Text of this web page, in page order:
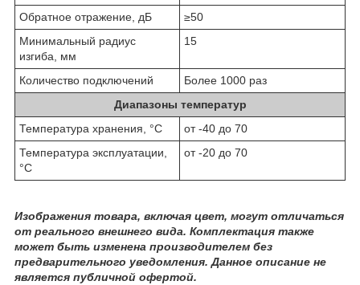
Обратное отражение, дБ
≥50
Минимальный радиус
изгиба, мм
15
Количество подключений
Более 1000 раз
Диапазоны температур
Температура хранения, °C
от -40 до 70
Температура эксплуатации,
°C
от -20 до 70
Изображения товара, включая цвет, могут отличаться
от реального внешнего вида. Комплектация также
может быть изменена производителем без
предварительного уведомления. Данное описание не
является публичной офертой.